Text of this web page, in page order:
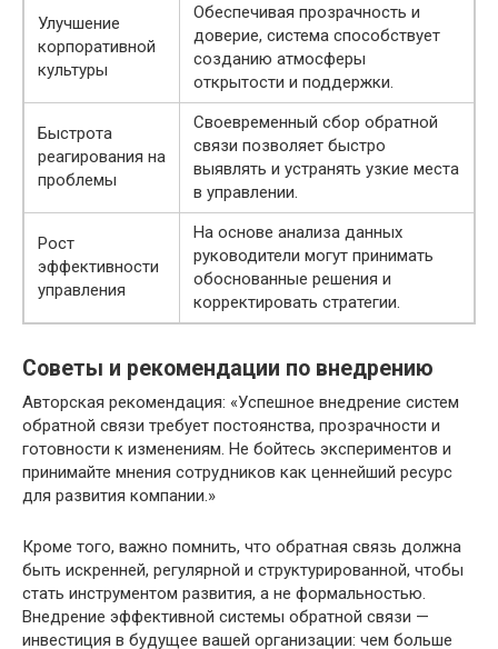
Улучшение
корпоративной
культуры
Обеспечивая прозрачность и
доверие, система способствует
созданию атмосферы
открытости и поддержки.
Быстрота
реагирования на
проблемы
Своевременный сбор обратной
связи позволяет быстро
выявлять и устранять узкие места
в управлении.
Рост
эффективности
управления
На основе анализа данных
руководители могут принимать
обоснованные решения и
корректировать стратегии.
Советы и рекомендации по внедрению
Авторская рекомендация: «Успешное внедрение систем
обратной связи требует постоянства, прозрачности и
готовности к изменениям. Не бойтесь экспериментов и
принимайте мнения сотрудников как ценнейший ресурс
для развития компании.»
Кроме того, важно помнить, что обратная связь должна
быть искренней, регулярной и структурированной, чтобы
стать инструментом развития, а не формальностью.
Внедрение эффективной системы обратной связи —
инвестиция в будущее вашей организации: чем больше